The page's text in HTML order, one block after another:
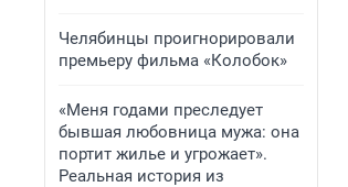
Челябинцы проигнорировали
премьеру фильма «Колобок»
«Меня годами преследует
бывшая любовница мужа: она
портит жилье и угрожает».
Реальная история из